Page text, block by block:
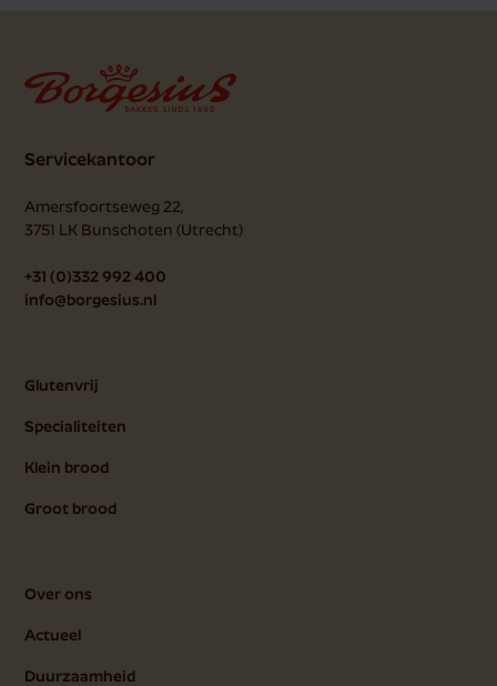
Servicekantoor
Amersfoortseweg 22,
3751 LK Bunschoten (Utrecht)
+31 (0)332 992 400
info@borgesius.nl
Glutenvrij
Specialiteiten
Klein brood
Groot brood
Over ons
Actueel
Duurzaamheid